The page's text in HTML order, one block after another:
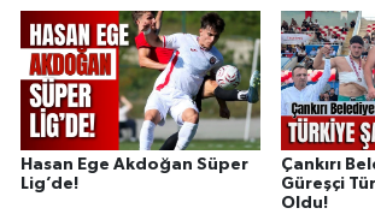
Hasan Ege Akdoğan Süper
Lig’de!
Çankırı
Güreşçi
Oldu!